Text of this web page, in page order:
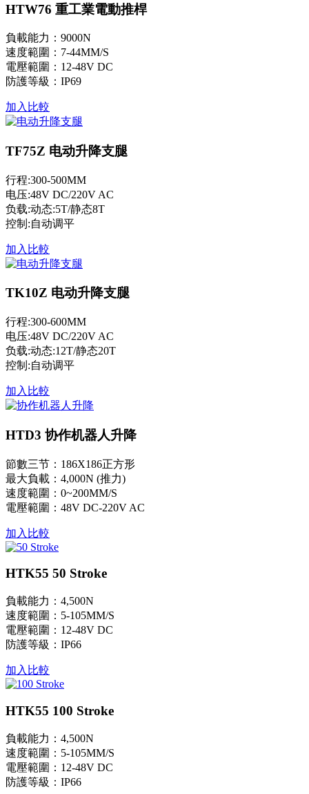
HTW76 重工業電動推桿
負載能力：9000N
速度範圍：7-44MM/S
電壓範圍：12-48V DC
防護等級：IP69
加入比較
TF75Z 电动升降支腿
行程:300-500MM
电压:48V DC/220V AC
负载:动态:5T/静态8T
控制:自动调平
加入比較
TK10Z 电动升降支腿
行程:300-600MM
电压:48V DC/220V AC
负载:动态:12T/静态20T
控制:自动调平
加入比較
HTD3 协作机器人升降
節數三节：186X186正方形
最大負載：4,000N (推力)
速度範圍：0~200MM/S
電壓範圍：48V DC-220V AC
加入比較
HTK55 50 Stroke
負載能力：4,500N
速度範圍：5-105MM/S
電壓範圍：12-48V DC
防護等級：IP66
加入比較
HTK55 100 Stroke
負載能力：4,500N
速度範圍：5-105MM/S
電壓範圍：12-48V DC
防護等級：IP66